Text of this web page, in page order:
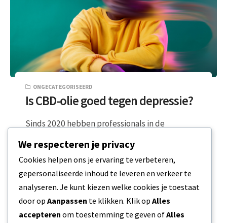
ONGECATEGORISEERD
Is CBD-olie goed tegen depressie?
Sinds 2020 hebben professionals in de
piek opgemerkt in het aantal mensen dat een
behandeling zoekt…
2 MIN READ 14 MAART 2024
We respecteren je privacy
Cookies helpen ons je ervaring te verbeteren,
gepersonaliseerde inhoud te leveren en verkeer te
analyseren. Je kunt kiezen welke cookies je toestaat
door op Aanpassen te klikken. Klik op Alles
accepteren om toestemming te geven ofAlles